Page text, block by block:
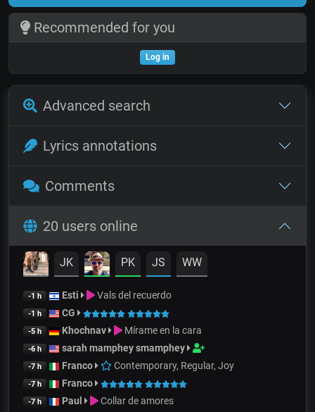
Recommended for you
Log in
Advanced search
Lyrics annotations
Comments
20 users online
JK PK JS WW
-1 h Esti Vals del recuerdo
-1 h CG
-5 h Khochnav Mírame en la cara
-6 h sarah mamphey smamphey
-7 h Franco Contemporary, Regular, Joy
-7 h Franco
-7 h Paul Collar de amores